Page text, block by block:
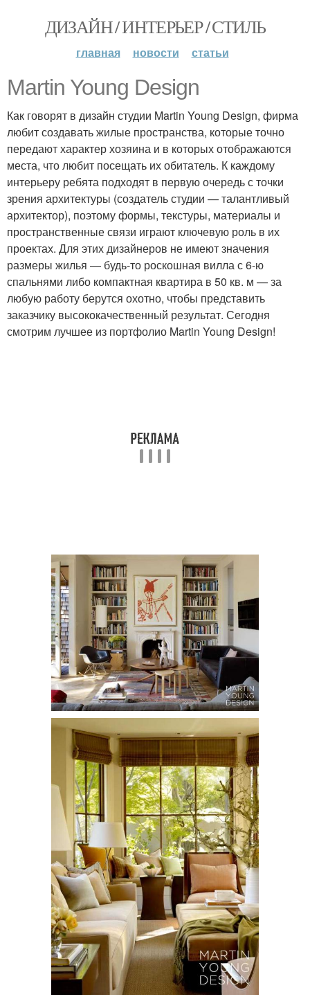
ДИЗАЙН / ИНТЕРЬЕР / СТИЛЬ
главная новости статьи
Martin Young Design
Как говорят в дизайн студии Martin Young Design, фирма
любит создавать жилые пространства, которые точно
передают характер хозяина и в которых отображаются
места, что любит посещать их обитатель. К каждому
интерьеру ребята подходят в первую очередь с точки
зрения архитектуры (создатель студии — талантливый
архитектор), поэтому формы, текстуры, материалы и
пространственные связи играют ключевую роль в их
проектах. Для этих дизайнеров не имеют значения
размеры жилья — будь-то роскошная вилла с 6-ю
спальнями либо компактная квартира в 50 кв. м — за
любую работу берутся охотно, чтобы представить
заказчику высококачественный результат. Сегодня
смотрим лучшее из портфолио Martin Young Design!